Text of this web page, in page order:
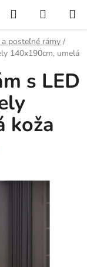
Hľadať
KOŠÍK
posteľné rámy /
140x190cm, umelá
s LED
koža